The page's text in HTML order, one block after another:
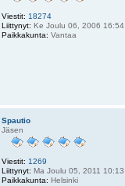
Viestit: 18274
Liittynyt: Ke Joulu 06, 2006 16:54
Paikkakunta: Vantaa
Spautio
Jäsen
Viestit: 1269
Liittynyt: Ma Joulu 05, 2011 10:13
Paikkakunta: Helsinki